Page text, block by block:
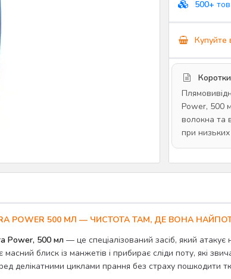
500+
Купуйте
Power, 500
волокна та
при
POWER 500 МЛ — ЧИСТОТА ТАМ, ДЕ ВОНА
Power, 500 мл — це спеціалізований засіб, який атакує
блиск із манжетів і прибирає сліди поту, які
делікатними циклами прання без страху пошкодити